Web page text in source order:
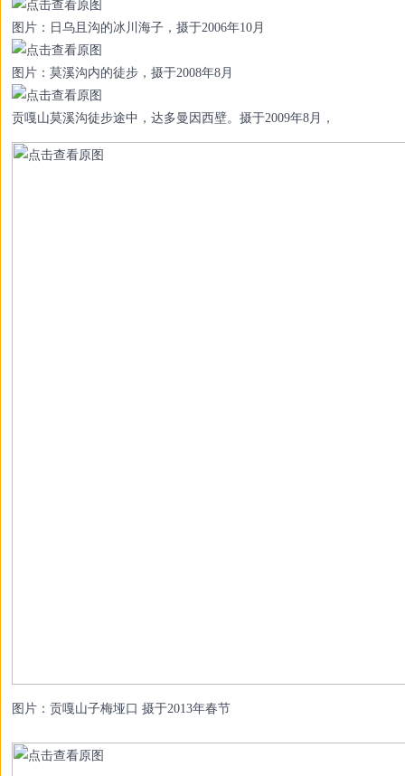
图片：日乌且沟的冰川海子，摄于2006年10月
图片：莫溪沟内的徒步，摄于2008年8月
贡嘎山莫溪沟徒步途中，达多曼因西壁。摄于2009年8月，
图片：贡嘎山子梅垭口 摄于2013年春节